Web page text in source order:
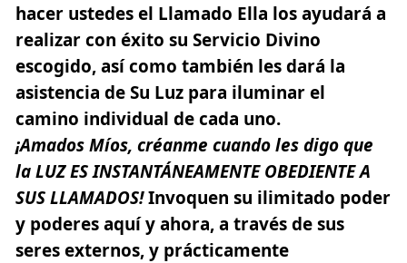
hacer ustedes el Llamado Ella los ayudará a
realizar con éxito su Servicio Divino
escogido, así como también les dará la
asistencia de Su Luz para iluminar el
camino individual de cada uno.
¡Amados Míos, créanme cuando les digo que
laLUZ ES INSTANTÁNEAMENTE OBEDIENTE A
SUS LLAMADOS!Invoquen su ilimitado poder
y poderes aquí y ahora, a través de sus
seres externos, y prácticamente